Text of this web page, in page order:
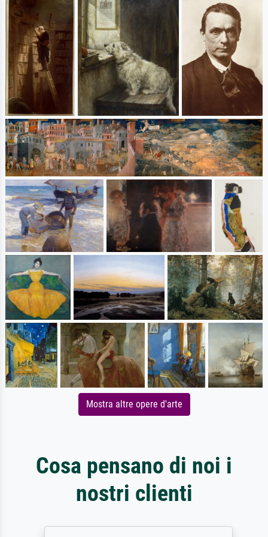
Mostra altre opere d'arte
Cosa pensano di noi i
nostri clienti